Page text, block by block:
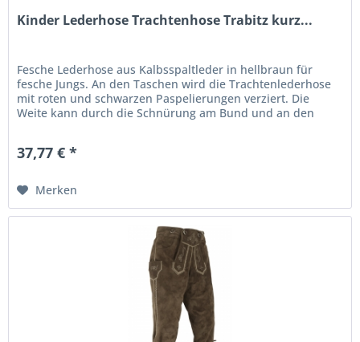
Kinder Lederhose Trachtenhose Trabitz kurz...
Fesche Lederhose aus Kalbsspaltleder in hellbraun für
fesche Jungs. An den Taschen wird die Trachtenlederhose
mit roten und schwarzen Paspelierungen verziert. Die
Weite kann durch die Schnürung am Bund und an den
37,77 € *
Merken